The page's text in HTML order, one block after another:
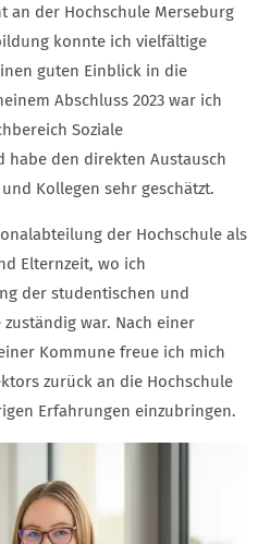
an der Hochschule Merseburg
konnte ich vielfältige
guten Einblick in die
Abschluss 2023 war ich
Soziale
den direkten Austausch
Kollegen sehr geschätzt.
der Hochschule als
Elternzeit, wo ich
der studentischen und
war. Nach einer
Kommune freue ich mich
zurück an die Hochschule
Erfahrungen einzubringen.